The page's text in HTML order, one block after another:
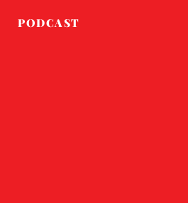
PODCAST